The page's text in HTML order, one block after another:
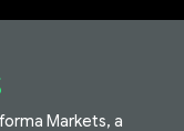
Markets, a